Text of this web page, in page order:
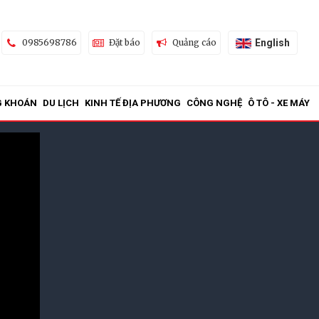
0985698786 Đặt báo Quảng cáo English
KHOÁN DU LỊCH KINH TẾ ĐỊA PHƯƠNG CÔNG NGHỆ Ô TÔ - XE MÁY